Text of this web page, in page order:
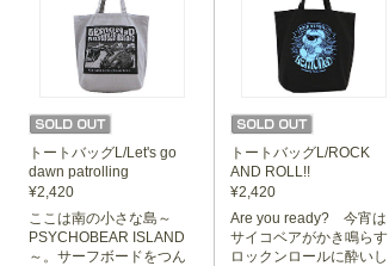
トートバッグL/Let's go
dawn patrolling
¥2,420
ここは南の小さな島～
PSYCHOBEAR ISLAND
～。サーフボードをつん
トートバッグL/ROCK
AND ROLL!!
¥2,420
Are you ready? 今宵は
サイコベアがかき鳴らす
ロックンロールに酔いし